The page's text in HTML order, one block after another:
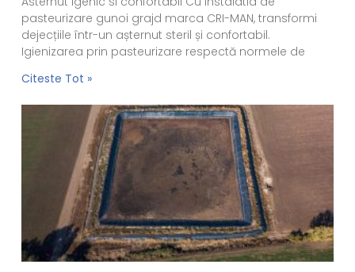
pasteurizare gunoi grajd marca CRI-MAN, transformi
dejecțiile într-un așternut steril și confortabil.
Igienizarea prin pasteurizare respectă normele de
Citeste Tot »